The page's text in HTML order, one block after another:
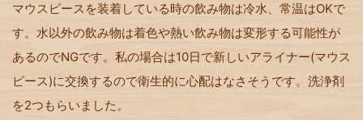
マウスピースを装着している時の飲み物は冷水、常温はOKで
す。水以外の飲み物は着色や熱い飲み物は変形する可能性が
あるのでNGです。私の場合は10日で新しいアライナー(マウス
ピース)に交換するので衛生的に心配はなさそうです。洗浄剤
を2つもらいました。